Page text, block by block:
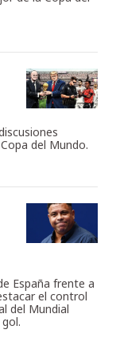
del Mundo.
España frente a
el control
del Mundial